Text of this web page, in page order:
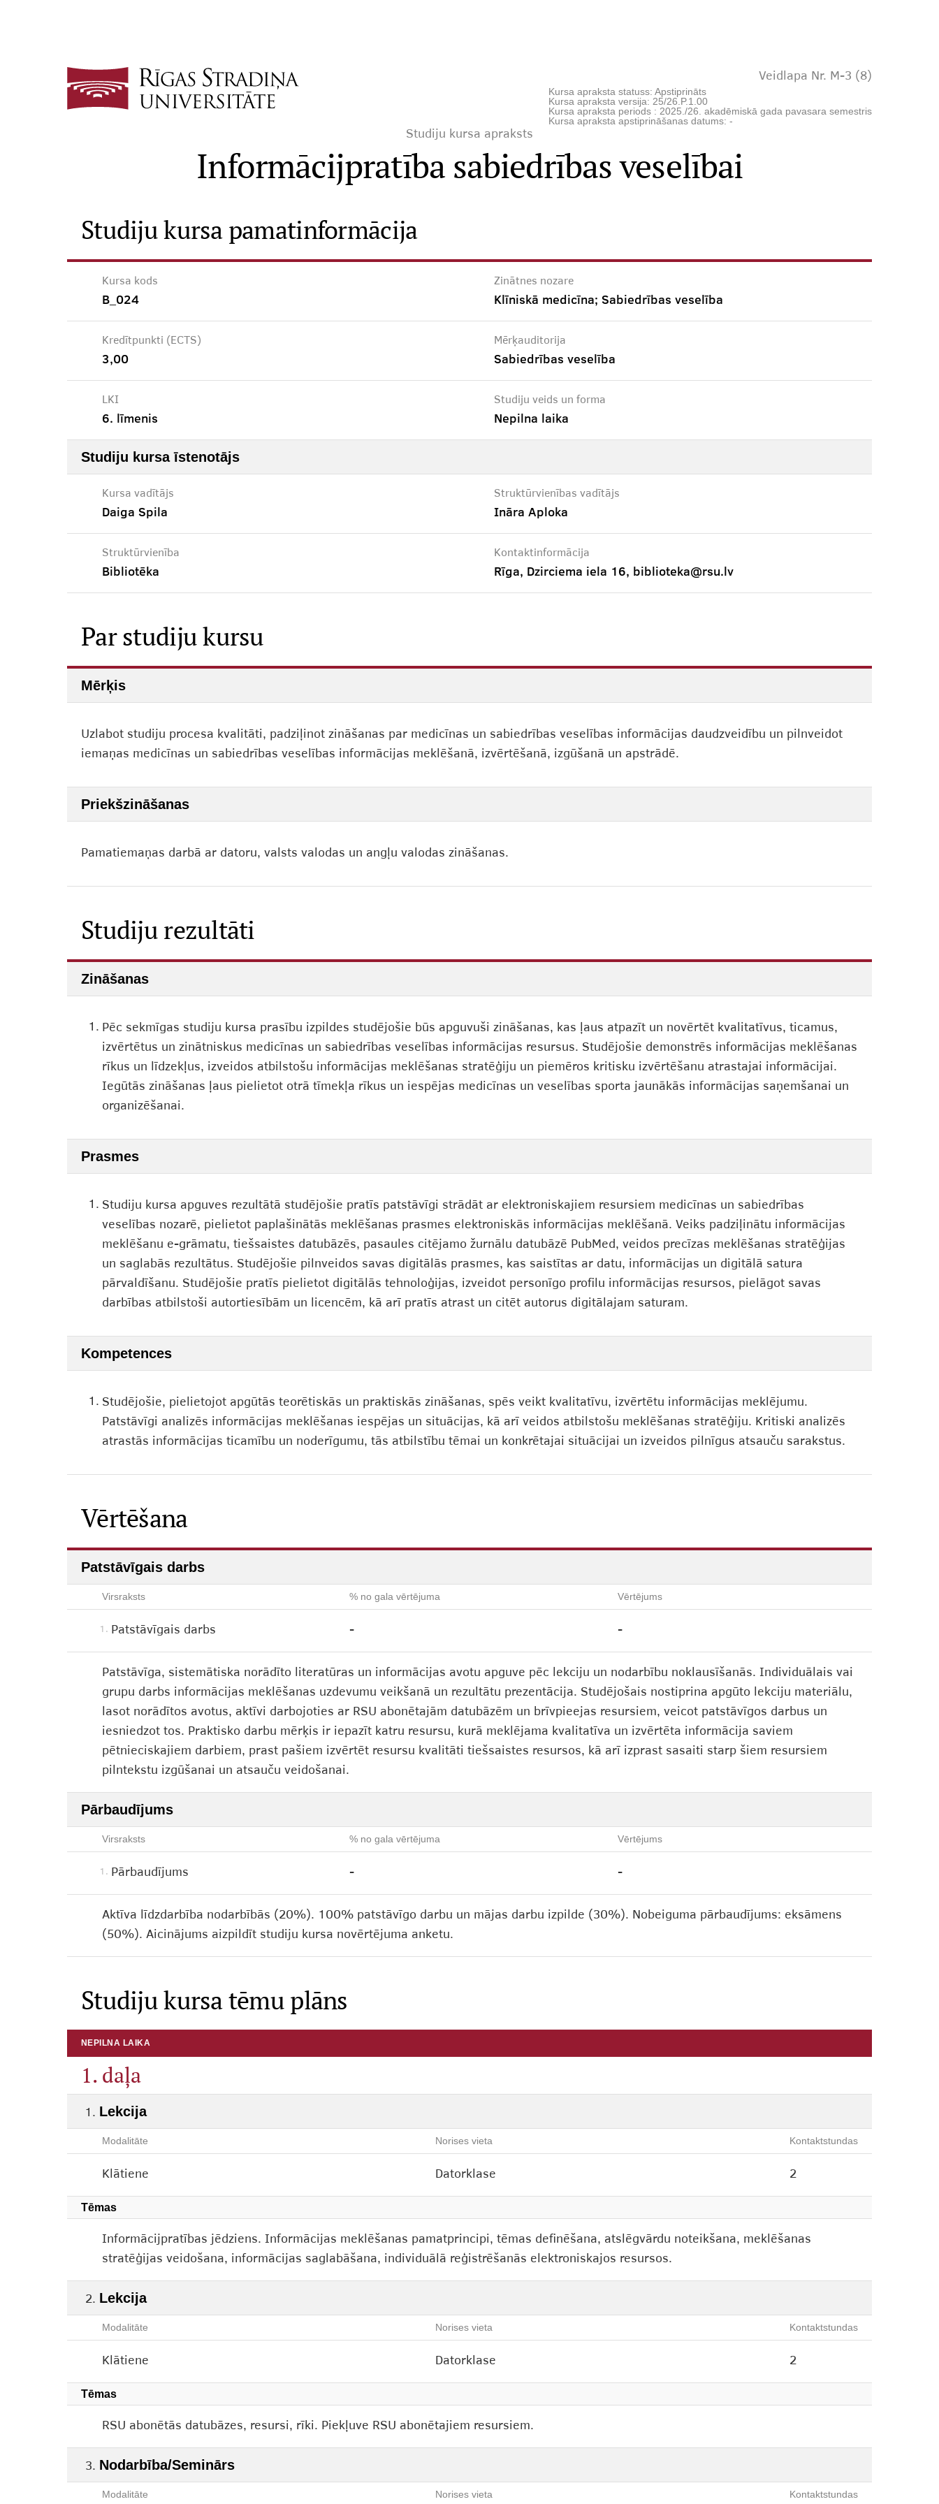
Veidlapa Nr. M-3 (8)
Kursa apraksta statuss: Apstiprināts
Kursa apraksta versija: 25/26.P.1.00
Kursa apraksta periods : 2025./26. akadēmiskā gada pavasara semestris
Kursa apraksta apstiprināšanas datums: -
Studiju kursa apraksts
Informācijpratība sabiedrības veselībai
Studiju kursa pamatinformācija
Kursa kods
B_024
Zinātnes nozare
Klīniskā medicīna; Sabiedrības veselība
Kredītpunkti (ECTS)
3,00
Mērķauditorija
Sabiedrības veselība
LKI
6. līmenis
Studiju veids un forma
Nepilna laika
Studiju kursa īstenotājs
Kursa vadītājs
Daiga Spila
Struktūrvienības vadītājs
Ināra Aploka
Struktūrvienība
Bibliotēka
Kontaktinformācija
Rīga, Dzirciema iela 16, biblioteka@rsu.lv
Par studiju kursu
Mērķis
Uzlabot studiju procesa kvalitāti, padziļinot zināšanas par medicīnas un sabiedrības veselības informācijas daudzveidību un pilnveidot
iemaņas medicīnas un sabiedrības veselības informācijas meklēšanā, izvērtēšanā, izgūšanā un apstrādē.
Priekšzināšanas
Pamatiemaņas darbā ar datoru, valsts valodas un angļu valodas zināšanas.
Studiju rezultāti
Zināšanas
1. Pēc sekmīgas studiju kursa prasību izpildes studējošie būs apguvuši zināšanas, kas ļaus atpazīt un novērtēt kvalitatīvus, ticamus,
izvērtētus un zinātniskus medicīnas un sabiedrības veselības informācijas resursus. Studējošie demonstrēs informācijas meklēšanas
rīkus un līdzekļus, izveidos atbilstošu informācijas meklēšanas stratēģiju un piemēros kritisku izvērtēšanu atrastajai informācijai.
Iegūtās zināšanas ļaus pielietot otrā tīmekļa rīkus un iespējas medicīnas un veselības sporta jaunākās informācijas saņemšanai un
organizēšanai.
Prasmes
1. Studiju kursa apguves rezultātā studējošie pratīs patstāvīgi strādāt ar elektroniskajiem resursiem medicīnas un sabiedrības
veselības nozarē, pielietot paplašinātās meklēšanas prasmes elektroniskās informācijas meklēšanā. Veiks padziļinātu informācijas
meklēšanu e-grāmatu, tiešsaistes datubāzēs, pasaules citējamo žurnālu datubāzē PubMed, veidos precīzas meklēšanas stratēģijas
un saglabās rezultātus. Studējošie pilnveidos savas digitālās prasmes, kas saistītas ar datu, informācijas un digitālā satura
pārvaldīšanu. Studējošie pratīs pielietot digitālās tehnoloģijas, izveidot personīgo profilu informācijas resursos, pielāgot savas
darbības atbilstoši autortiesībām un licencēm, kā arī pratīs atrast un citēt autorus digitālajam saturam.
Kompetences
1. Studējošie, pielietojot apgūtās teorētiskās un praktiskās zināšanas, spēs veikt kvalitatīvu, izvērtētu informācijas meklējumu.
Patstāvīgi analizēs informācijas meklēšanas iespējas un situācijas, kā arī veidos atbilstošu meklēšanas stratēģiju. Kritiski analizēs
atrastās informācijas ticamību un noderīgumu, tās atbilstību tēmai un konkrētajai situācijai un izveidos pilnīgus atsauču sarakstus.
Vērtēšana
Patstāvīgais darbs
Virsraksts % no gala vērtējuma Vērtējums
1. Patstāvīgais darbs - -
Patstāvīga, sistemātiska norādīto literatūras un informācijas avotu apguve pēc lekciju un nodarbību noklausīšanās. Individuālais vai
grupu darbs informācijas meklēšanas uzdevumu veikšanā un rezultātu prezentācija. Studējošais nostiprina apgūto lekciju materiālu,
lasot norādītos avotus, aktīvi darbojoties ar RSU abonētajām datubāzēm un brīvpieejas resursiem, veicot patstāvīgos darbus un
iesniedzot tos. Praktisko darbu mērķis ir iepazīt katru resursu, kurā meklējama kvalitatīva un izvērtēta informācija saviem
pētnieciskajiem darbiem, prast pašiem izvērtēt resursu kvalitāti tiešsaistes resursos, kā arī izprast sasaiti starp šiem resursiem
pilntekstu izgūšanai un atsauču veidošanai.
Pārbaudījums
Virsraksts % no gala vērtējuma Vērtējums
1. Pārbaudījums - -
Aktīva līdzdarbība nodarbībās (20%). 100% patstāvīgo darbu un mājas darbu izpilde (30%). Nobeiguma pārbaudījums: eksāmens
(50%). Aicinājums aizpildīt studiju kursa novērtējuma anketu.
Studiju kursa tēmu plāns
NEPILNA LAIKA
1. daļa
Lekcija
Modalitāte Norises vieta Kontaktstundas
Klātiene Datorklase 2
Tēmas
Informācijpratības jēdziens. Informācijas meklēšanas pamatprincipi, tēmas definēšana, atslēgvārdu noteikšana, meklēšanas
stratēģijas veidošana, informācijas saglabāšana, individuālā reģistrēšanās elektroniskajos resursos.
Lekcija
Modalitāte Norises vieta Kontaktstundas
Klātiene Datorklase 2
Tēmas
RSU abonētās datubāzes, resursi, rīki. Piekļuve RSU abonētajiem resursiem.
Nodarbība/Seminārs
Modalitāte Norises vieta Kontaktstundas